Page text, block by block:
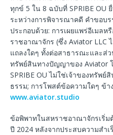
ทุกข์ 5 ใน 8 ฉบับที่ SPRIBE OU
ระหว่างการพิจารณาคดี คำขอบ
ประกอบด้วย: การเผยแพร่อีเมล
ราชอาณาจักร (ซึ่ง Aviator LLC
แถลงใดๆ ทั้งต่อสาธารณะและส่
ทรัพย์สินทางปัญญาของ Aviator
SPRIBE OU ไม่ใช่เจ้าของทรัพ
ธรรม; การโพสต์ข้อความใดๆ ข้า
www.aviator.studio
ข้อพิพาทในสหราชอาณาจักรเริ่ม
ปี 2024 หลังจากประสบความสำ